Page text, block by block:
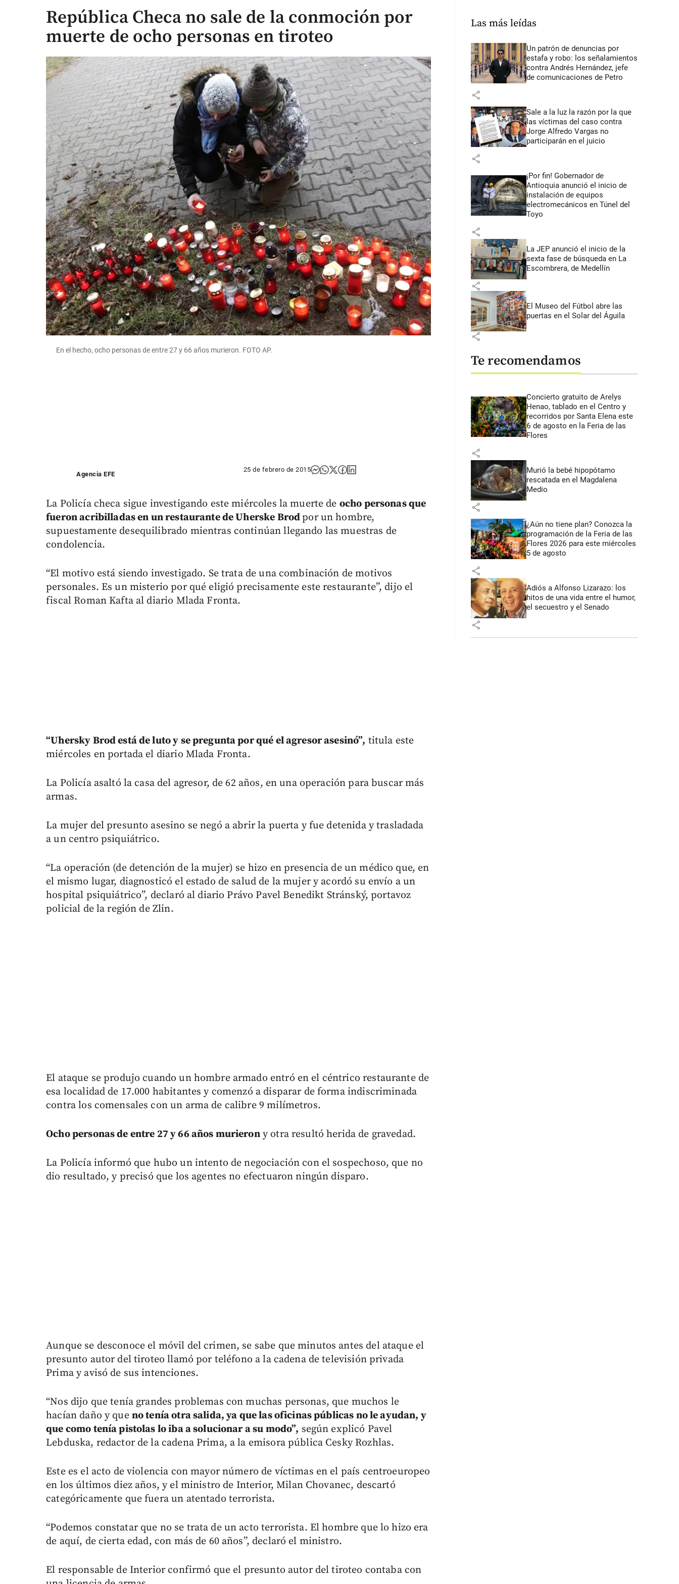
República Checa no sale de la conmoción por
muerte de ocho personas en tiroteo
En el hecho, ocho personas de entre 27 y 66 años murieron. FOTO AP.
Agencia EFE
25 de febrero de 2015
La Policía checa sigue investigando este miércoles la muerte de ocho personas que
fueron acribilladas en un restaurante de Uherske Brodpor un hombre,
supuestamente desequilibrado mientras continúan llegando las muestras de
condolencia.
“El motivo está siendo investigado. Se trata de una combinación de motivos
personales. Es un misterio por qué eligió precisamente este restaurante”, dijo el
fiscal Roman Kafta al diario Mlada Fronta.
“Uhersky Brod está de luto y se pregunta por qué el agresor asesinó”, titula este
miércoles en portada el diario Mlada Fronta.
La Policía asaltó la casa del agresor, de 62 años, en una operación para buscar más
armas.
La mujer del presunto asesino se negó a abrir la puerta y fue detenida y trasladada
a un centro psiquiátrico.
“La operación (de detención de la mujer) se hizo en presencia de un médico que, en
el mismo lugar, diagnosticó el estado de salud de la mujer y acordó su envío a un
hospital psiquiátrico”, declaró al diario Právo Pavel Benedikt Stránský, portavoz
policial de la región de Zlin.
El ataque se produjo cuando un hombre armado entró en el céntrico restaurante de
esa localidad de 17.000 habitantes y comenzó a disparar de forma indiscriminada
contra los comensales con un arma de calibre 9 milímetros.
Ocho personas de entre 27 y 66 años murierony otra resultó herida de gravedad.
La Policía informó que hubo un intento de negociación con el sospechoso, que no
dio resultado, y precisó que los agentes no efectuaron ningún disparo.
Aunque se desconoce el móvil del crimen, se sabe que minutos antes del ataque el
presunto autor del tiroteo llamó por teléfono a la cadena de televisión privada
Prima y avisó de sus intenciones.
“Nos dijo que tenía grandes problemas con muchas personas, que muchos le
hacían daño y que no tenía otra salida, ya que las oficinas públicas no le ayudan, y
que como tenía pistolas lo iba a solucionar a su modo”, según explicó Pavel
Lebduska, redactor de la cadena Prima, a la emisora pública Cesky Rozhlas.
Este es el acto de violencia con mayor número de víctimas en el país centroeuropeo
en los últimos diez años, y el ministro de Interior, Milan Chovanec, descartó
categóricamente que fuera un atentado terrorista.
“Podemos constatar que no se trata de un acto terrorista. El hombre que lo hizo era
de aquí, de cierta edad, con más de 60 años”, declaró el ministro.
El responsable de Interior confirmó que el presunto autor del tiroteo contaba con
Las más leídas
Un patrón de denuncias por
estafa y robo: los señalamientos
contra Andrés Hernández, jefe
de comunicaciones de Petro
share
Sale a la luz la razón por la que
las víctimas del caso contra
Jorge Alfredo Vargas no
participarán en el juicio
share
¡Por fin! Gobernador de
Antioquia anunció el inicio de
instalación de equipos
electromecánicos en Túnel del
Toyo
share
La JEP anunció el inicio de la
sexta fase de búsqueda en La
Escombrera, de Medellín
share
El Museo del Fútbol abre las
puertas en el Solar del Águila
share
Te recomendamos
Concierto gratuito de Arelys
Henao, tablado en el Centro y
recorridos por Santa Elena este
6 de agosto en la Feria de las
Flores
share
Murió la bebé hipopótamo
rescatada en el Magdalena
Medio
share
¿Aún no tiene plan? Conozca la
programación de la Feria de las
Flores 2026 para este miércoles
5 de agosto
share
Adiós a Alfonso Lizarazo: los
hitos de una vida entre el humor,
el secuestro y el Senado
share